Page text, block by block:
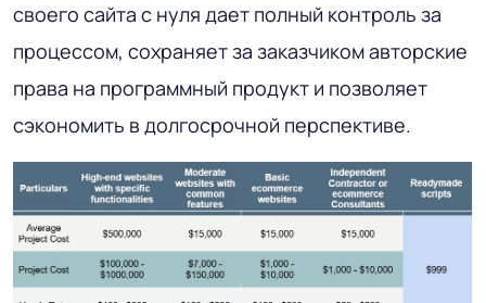
своего сайта с нуля дает полный контроль за
процессом, сохраняет за заказчиком авторские
права на программный продукт и позволяет
сэкономить в долгосрочной перспективе.